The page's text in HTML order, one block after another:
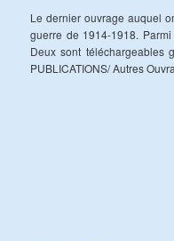
Le dernier ouvrage auquel
guerre de 1914-1918.
Deux sont téléchargeables
PUBLICATIONS/ Autres